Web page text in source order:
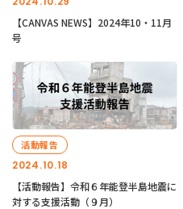
【CANVAS NEWS】2024年10・11月
号
2024.10.18
活動報告
【活動報告】令和６年能登半島地震に
対する支援活動（９月）